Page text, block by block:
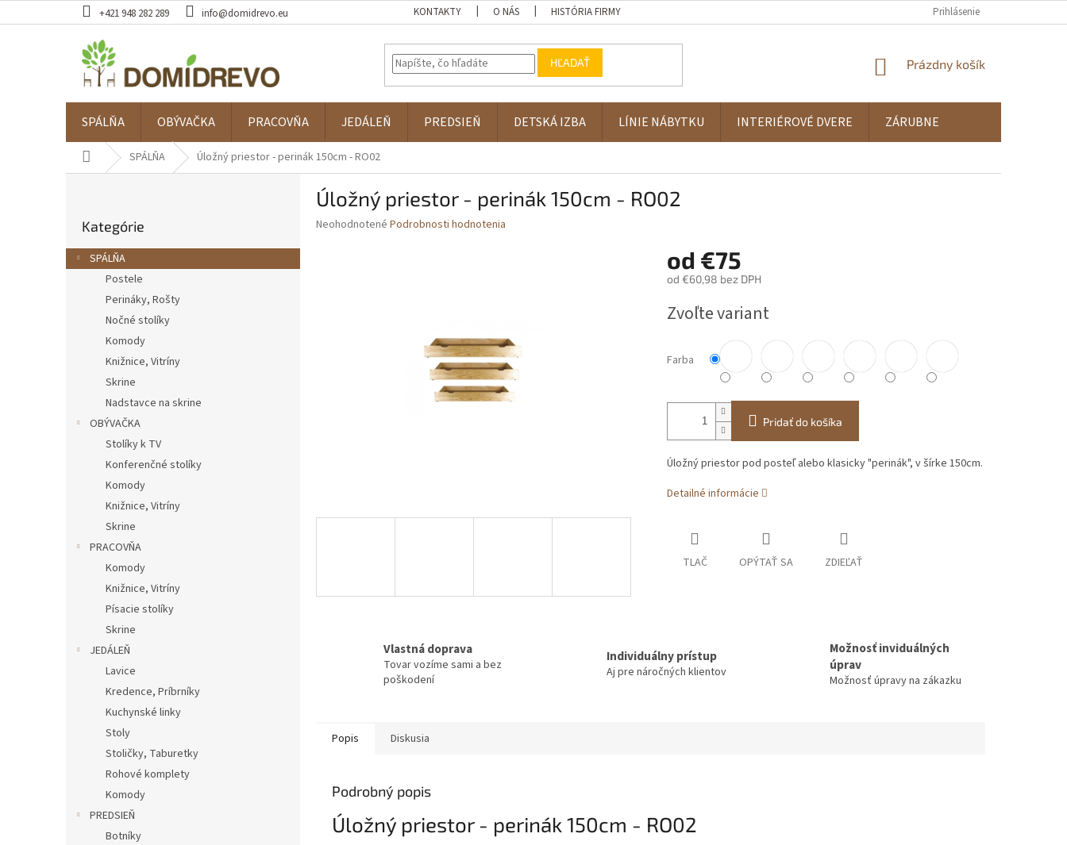
na
+421 948 282 289 info@domidrevo.eu KONTAKTY O NÁS HISTÓRIA FIRMY Prihlásenie
HĽADAŤ
NÁKUPNÝ
Prázdny košík
SPÁLŇA OBÝVAČKA PRACOVŇA JEDÁLEŇ PREDSIEŇ DETSKÁ IZBA LÍNIE NÁBYTKU INTERIÉROVÉ DVERE ZÁRUBNE
DomovSPÁLŇA Úložný priestor - perinák 150cm - RO02
ý
p
kategórie
Kategórie
SPÁLŇA
Postele
Perináky, Rošty
Nočné stolíky
Komody
Knižnice, Vitríny
Skrine
Nadstavce na skrine
OBÝVAČKA
Stolíky k TV
Konferenčné stolíky
Komody
Knižnice, Vitríny
Skrine
PRACOVŇA
Komody
Knižnice, Vitríny
Písacie stolíky
Skrine
JEDÁLEŇ
Lavice
Kredence, Príbrníky
Kuchynské linky
Stoly
Stoličky, Taburetky
Rohové komplety
Komody
PREDSIEŇ
Botníky
Úložný priestor - perinák 150cm - RO02
Priemerné
Neohodnotené Podrobnosti hodnotenia
od €75
od €60,98 bez DPH
cena:
Zvoľte variant
Farba
Pridať do košíka
Úložný priestor pod posteľ alebo klasicky "perinák", v šírke 150cm.
Detailné informácie
TLAČ OPÝTAŤ SA ZDIEĽAŤ
Vlastná doprava
Tovar vozíme sami a bez
poškodení
Individuálny prístup
Aj pre náročných klientov
Možnosť inviduálných
úprav
Možnosť úpravy na zákazku
Popis Diskusia
Podrobný popis
Úložný priestor - perinák 150cm - RO02